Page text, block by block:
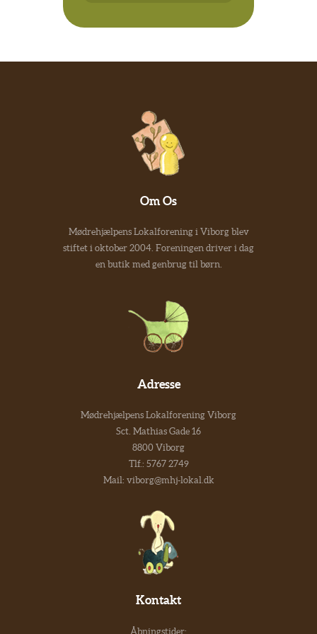
Om Os
Mødrehjælpens Lokalforening i Viborg blev
stiftet i oktober 2004. Foreningen driver i dag
en butik med genbrug til børn.
Adresse
Mødrehjælpens Lokalforening Viborg
Sct. Mathias Gade 16
8800 Viborg
Tlf.: 5767 2749
Mail: viborg@mhj-lokal.dk
Kontakt
Åbningstider: